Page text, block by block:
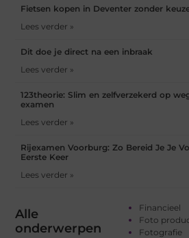
Alle
onderwerpen
Financieel
Foto
Fotografie
Fietsen kopen in Deventer zonder
Lees verder »
Dit doe je direct na een inbraak
Lees verder »
123theorie: Slim en zelfverzekerd op
examen
Lees verder »
Rijexamen Voorburg: Zo Bereid Je Je
Eerste Keer
Lees verder »